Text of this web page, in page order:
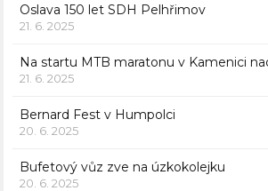
Oslava 150 let SDH Pelhřimov
21. 6. 2025
Na startu MTB maratonu v Kamenici
21. 6. 2025
Bernard Fest v Humpolci
20. 6. 2025
Bufetový vůz zve na úzkokolejku
20. 6. 2025